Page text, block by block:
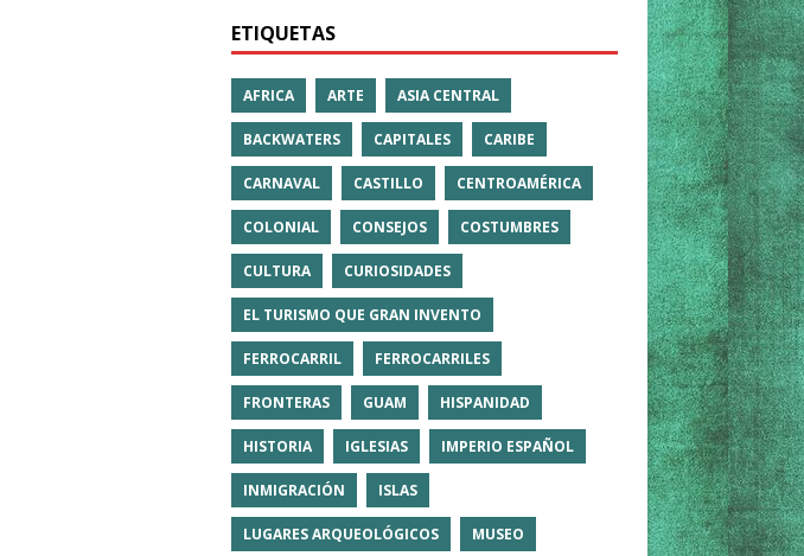
ETIQUETAS
AFRICA ARTE ASIA CENTRAL
BACKWATERS CAPITALES CARIBE
CARNAVAL CASTILLO CENTROAMÉRICA
COLONIAL CONSEJOS COSTUMBRES
CULTURA CURIOSIDADES
EL TURISMO QUE GRAN INVENTO
FERROCARRIL FERROCARRILES
FRONTERAS GUAM HISPANIDAD
HISTORIA IGLESIAS IMPERIO ESPAÑOL
INMIGRACIÓN ISLAS
LUGARES ARQUEOLÓGICOS MUSEO